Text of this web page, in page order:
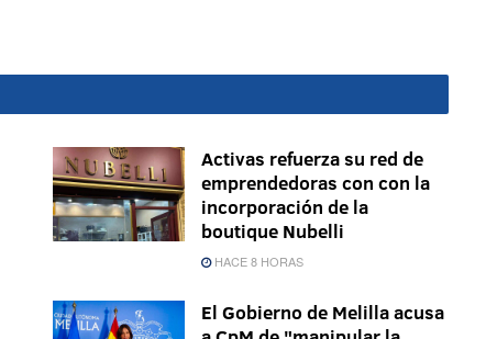
Activas refuerza su red de
emprendedoras con con la
incorporación de la
boutique Nubelli
HACE 8 HORAS
El Gobierno de Melilla acusa